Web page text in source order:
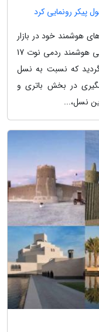
هوشمند خود در بازار
چین پرده برداشته است. در این رویداد، گوشی هوشمند ردمی نوت 17
که نسبت به نسل
ارتقای چشمگیری در بخش باتری و
نسل،...